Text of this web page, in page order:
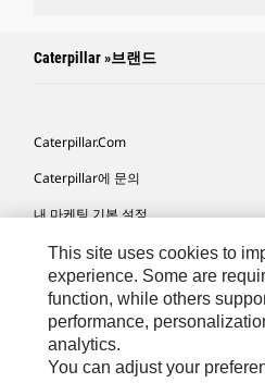
Caterpillar »브랜드
Caterpillar.com
Caterpillar에 문의
내 마케팅 기본 설정
사이트 맵
Cookie Settings
법적 고지
개인정보취급방침
This site uses cookies to
experience. Some are
function, while others
performance,
analytics.
You can adjust your